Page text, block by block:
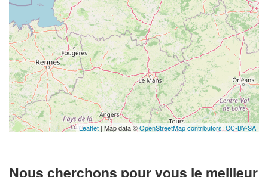
Leaflet | Map data ©OpenStreetMap contributors, CC-BY-SA
Nous cherchons pour vous le meilleur